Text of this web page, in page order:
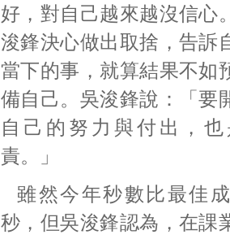
好，對自己越來越沒信心
浚鋒決心做出取捨，告訴
當下的事，就算結果不如
備自己。吳浚鋒說：「要
自己的努力與付出，
責。」
雖然今年秒數比最佳
秒，但吳浚鋒認為，在課